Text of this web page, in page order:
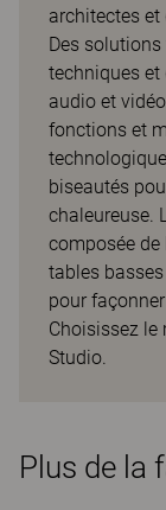
architectes et
Des
techniques
audio et
fonctions et
biseautés
chaleureuse.
composée de
tables
pour
Choisissez le
Studio.
Plus de la